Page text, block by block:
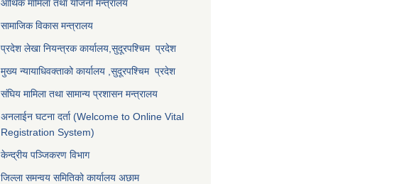
आर्थिक मामिला तथा योजना मन्त्रालय
सामाजिक विकास मन्त्रालय
प्रदेश लेखा नियन्त्रक कार्यालय, सुदूरपश्चिम प्रदेश
मुख्य न्यायाधिवक्ताको कार्यालय , सुदूरपश्चिम प्रदेश
संघिय मामिला तथा सामान्य प्रशासन मन्त्रालय
अनलाईन घटना दर्ता (Welcome to Online Vital
Registration System)
केन्द्रीय पञ्जिकरण विभाग
जिल्ला समन्वय समितिको कार्यालय अछाम